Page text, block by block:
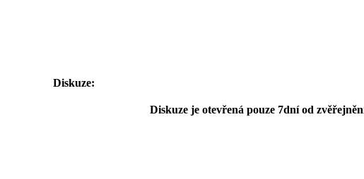
Diskuze:
Diskuze je otevřená pouze 7dní od